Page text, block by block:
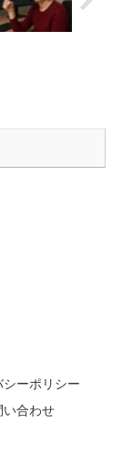
シーポリシー
い合わせ